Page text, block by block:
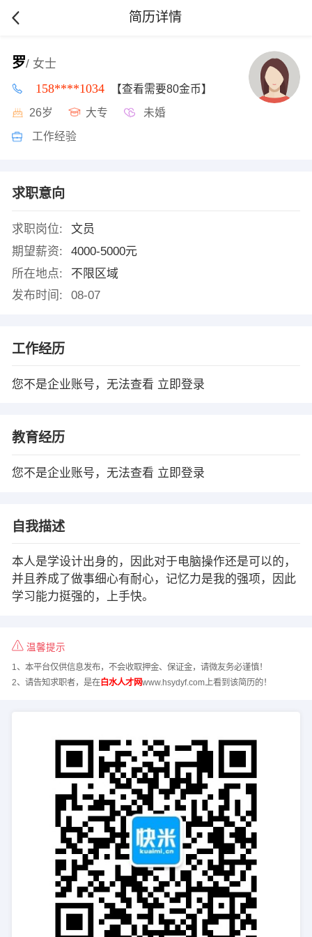
简历详情
罗/ 女士
158****1034 【查看需要80金币】
26岁 大专 未婚
工作经验
求职意向
求职岗位:
文员
期望薪资:
4000-5000元
所在地点:
不限区域
发布时间:
08-07
工作经历
您不是企业账号，无法查看 立即登录
教育经历
您不是企业账号，无法查看 立即登录
自我描述
本人是学设计出身的，因此对于电脑操作还是可以的，
并且养成了做事细心有耐心，记忆力是我的强项，因此
学习能力挺强的，上手快。
温馨提示
1、本平台仅供信息发布，不会收取押金、保证金，请微友务必谨慎！
2、请告知求职者，是在白水人才网www.hsydyf.com上看到该简历的！